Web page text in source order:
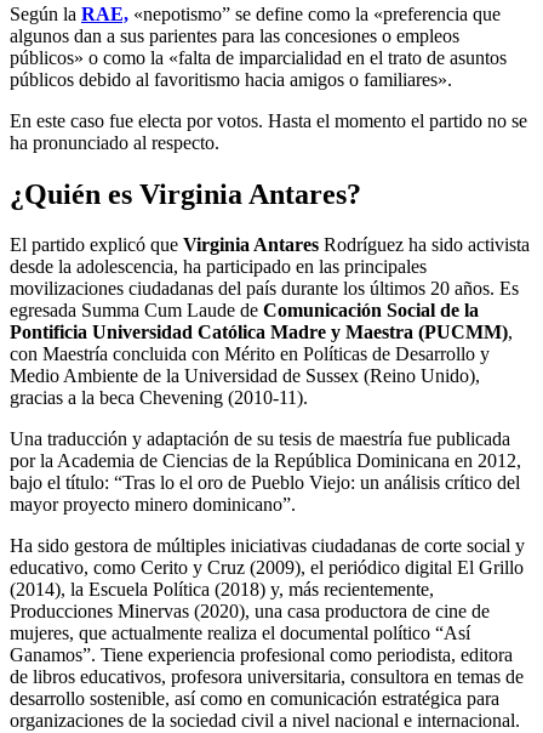
Según la RAE, «nepotismo” se define como la «preferencia que
algunos dan a sus parientes para las concesiones o empleos
públicos» o como la «falta de imparcialidad en el trato de asuntos
públicos debido al favoritismo hacia amigos o familiares».
En este caso fue electa por votos. Hasta el momento el partido no se
ha pronunciado al respecto.
¿Quién es Virginia Antares?
El partido explicó que Virginia Antares Rodríguez ha sido activista
desde la adolescencia, ha participado en las principales
movilizaciones ciudadanas del país durante los últimos 20 años. Es
egresada Summa Cum Laude de Comunicación Social de la
Pontificia Universidad Católica Madre y Maestra (PUCMM),
con Maestría concluida con Mérito en Políticas de Desarrollo y
Medio Ambiente de la Universidad de Sussex (Reino Unido),
gracias a la beca Chevening (2010-11).
Una traducción y adaptación de su tesis de maestría fue publicada
por la Academia de Ciencias de la República Dominicana en 2012,
bajo el título: “Tras lo el oro de Pueblo Viejo: un análisis crítico del
mayor proyecto minero dominicano”.
Ha sido gestora de múltiples iniciativas ciudadanas de corte social y
educativo, como Cerito y Cruz (2009), el periódico digital El Grillo
(2014), la Escuela Política (2018) y, más recientemente,
Producciones Minervas (2020), una casa productora de cine de
mujeres, que actualmente realiza el documental político “Así
Ganamos”. Tiene experiencia profesional como periodista, editora
de libros educativos, profesora universitaria, consultora en temas de
desarrollo sostenible, así como en comunicación estratégica para
organizaciones de la sociedad civil a nivel nacional e internacional.